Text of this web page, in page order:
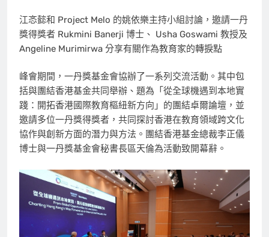
江忞懿和 Project Melo 的姚依樂主持小組討論，邀請一丹
獎得獎者 Rukmini Banerji 博士、 Usha Goswami 教授及
Angeline Murimirwa 分享有關作為教育家的轉捩點
峰會期間，一丹獎基金會協辦了一系列交流活動。其中包
括與團結香港基金共同舉辦、題為「從全球機遇到本地實
踐：開拓香港國際教育樞紐新方向」的團結卓爾論壇，並
邀請多位一丹獎得獎者，共同探討香港在教育領域跨文化
協作與創新方面的潛力與方法。團結香港基金總裁李正儀
博士與一丹獎基金會秘書長區天倫為活動致開幕辭。